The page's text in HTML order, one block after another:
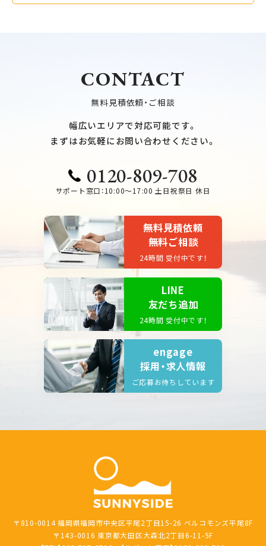
CONTACT
無料見積依頼・ご相談
幅広いエリアで対応可能です。
まずはお気軽にお問い合わせください。
0120-809-708
サポート窓口：10:00～17:00 土日祝祭日 休日
無料見積依頼
無料ご相談
24時間 受付中です！
LINE
友だち追加
24時間 受付中です！
engage
採用・求人情報
ご応募お待ちしています
〒810-0014 福岡県福岡市中央区平尾2丁目15-26 ベルコモンズ平尾8F
〒143-0016 東京都大田区大森北2丁目6-11-5F